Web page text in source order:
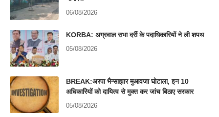
06/08/2026
KORBA: अग्रवाल सभा दर्री के पदाधिकारियों ने ली शपथ
05/08/2026
BREAK:अरपा भैन्साझार मुआवजा घोटाला, इन 10
अधिकारियों को दायित्व से मुक्त कर जांच बिठाए सरकार
05/08/2026